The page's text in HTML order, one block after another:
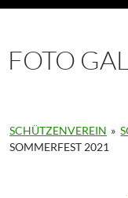
FOTO
SCHÜTZENVEREIN »
SOMMERFEST 2021